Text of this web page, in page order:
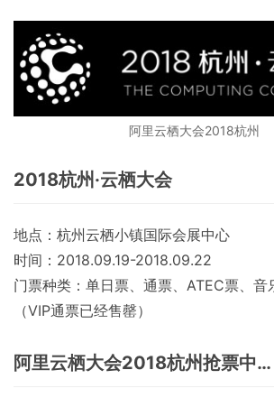
阿里云栖大会2018杭州
2018杭州·云栖大会
地点：杭州云栖小镇国际会展中心
时间：2018.09.19-2018.09.22
门票种类：单日票、通票、ATEC票、音
（VIP通票已经售罄）
阿里云栖大会2018杭州抢票中…